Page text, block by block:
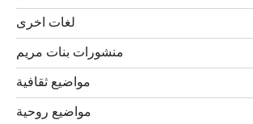
لغات اخرى
منشورات بنات مريم
مواضيع ثقافية
مواضيع روحية